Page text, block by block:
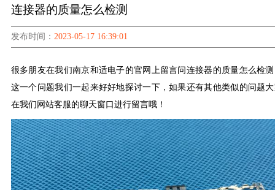
连接器的质量怎么检测
发布时间： 2023-05-17 16:39:01
很多朋友在我们南京和适电子的官网上留言问连接器的质量怎么检
这一个问题我们一起来好好地探讨一下，如果还有其他类似的问题
在我们网站客服的聊天窗口进行留言哦！